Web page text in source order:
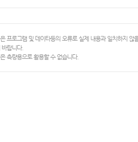
프로그램 및 데이타등의 오류로 실제 내용과 일치하지
랍니다.
측량용으로 활용할 수 없습니다.